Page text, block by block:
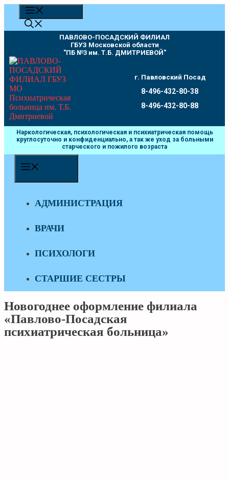
Перейти
содержимому
ПАВЛОВО-ПОСАДСКИЙ ФИЛИАЛ
ГБУЗ Московской области
"ПБ №3 им. Т.Б. ДМИТРИЕВОЙ"
г. Павловский Посад
8-496-432-80-38
8-496-432-80-88
Наркологическая, психологическая и психиатрическая помощь
круглосуточно и конфиденциально, а так же уход за больными
старческого и пожилого возраста
АДМИНИСТРАЦИЯ
ВРАЧИ
ПСИХОЛОГИ
СТАРШИЕ СЕСТРЫ
Новогоднее оформление филиала
«Павлово-Посадская
психиатрическая больница»